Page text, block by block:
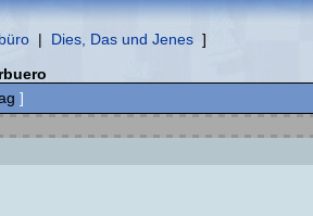
| Dies, Das und Jenes ]
]